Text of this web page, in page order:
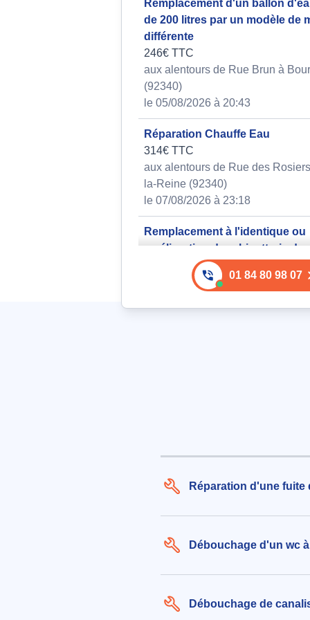
Remplacement d'un ballon
de 200 litres par un modèle de
différente
246€ TTC
aux alentours de Rue Brun à
(92340)
le 05/08/2026 à 20:43
Réparation Chauffe Eau
314€ TTC
aux alentours de Rue des
la-Reine (92340)
le 07/08/2026 à 23:18
Remplacement à l'identique ou
amélioration de robinetterie de
démontée
259€ TTC
Trouver un bouchon dans une
canalisation
210€ TTC
le 07/08/2026 à 10:15
01 84 80 98 07
Réparation d'une
Débouchage d'un wc
Débouchage de